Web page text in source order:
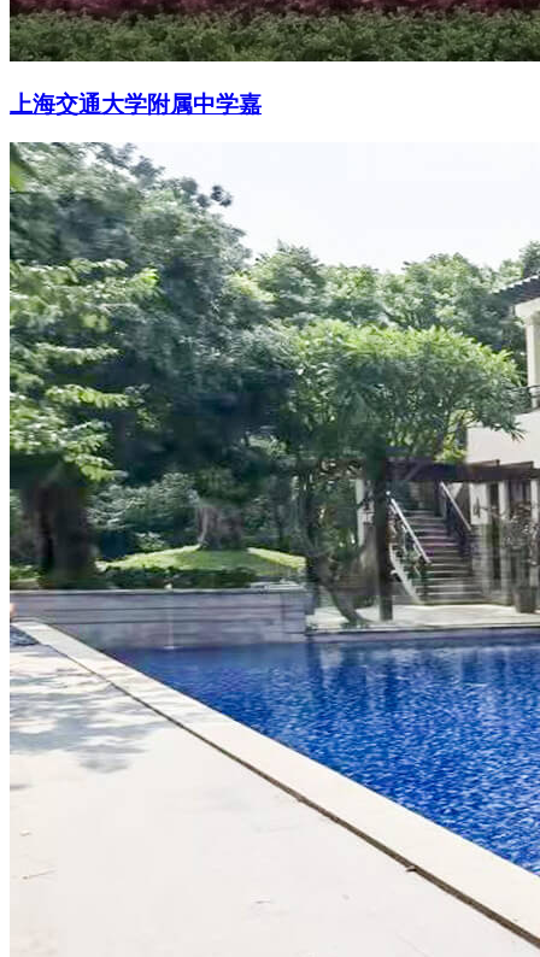
上海交通大学附属中学嘉